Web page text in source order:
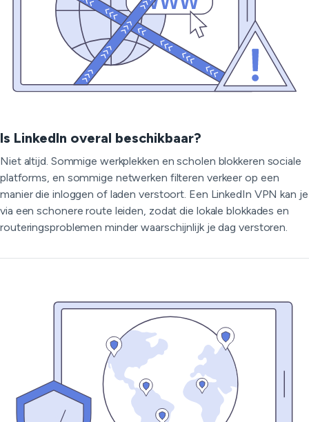
Is LinkedIn overal beschikbaar?
Niet altijd. Sommige werkplekken en scholen blokkeren sociale
platforms, en sommige netwerken filteren verkeer op een
manier die inloggen of laden verstoort. Een LinkedIn VPN kan je
via een schonere route leiden, zodat die lokale blokkades en
routeringsproblemen minder waarschijnlijk je dag verstoren.